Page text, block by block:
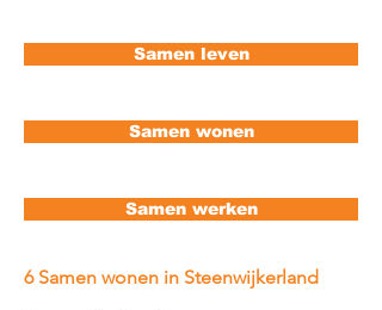
Samen leven
Samen wonen
6 Samen wonen in Steenwijkerland
Samen werken